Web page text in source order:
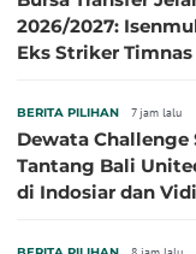
2026/2027:
Eks Striker
BERITA PILIHAN 7 jam lalu
Dewata Challenge
Tantang Bali
di Indosiar dan